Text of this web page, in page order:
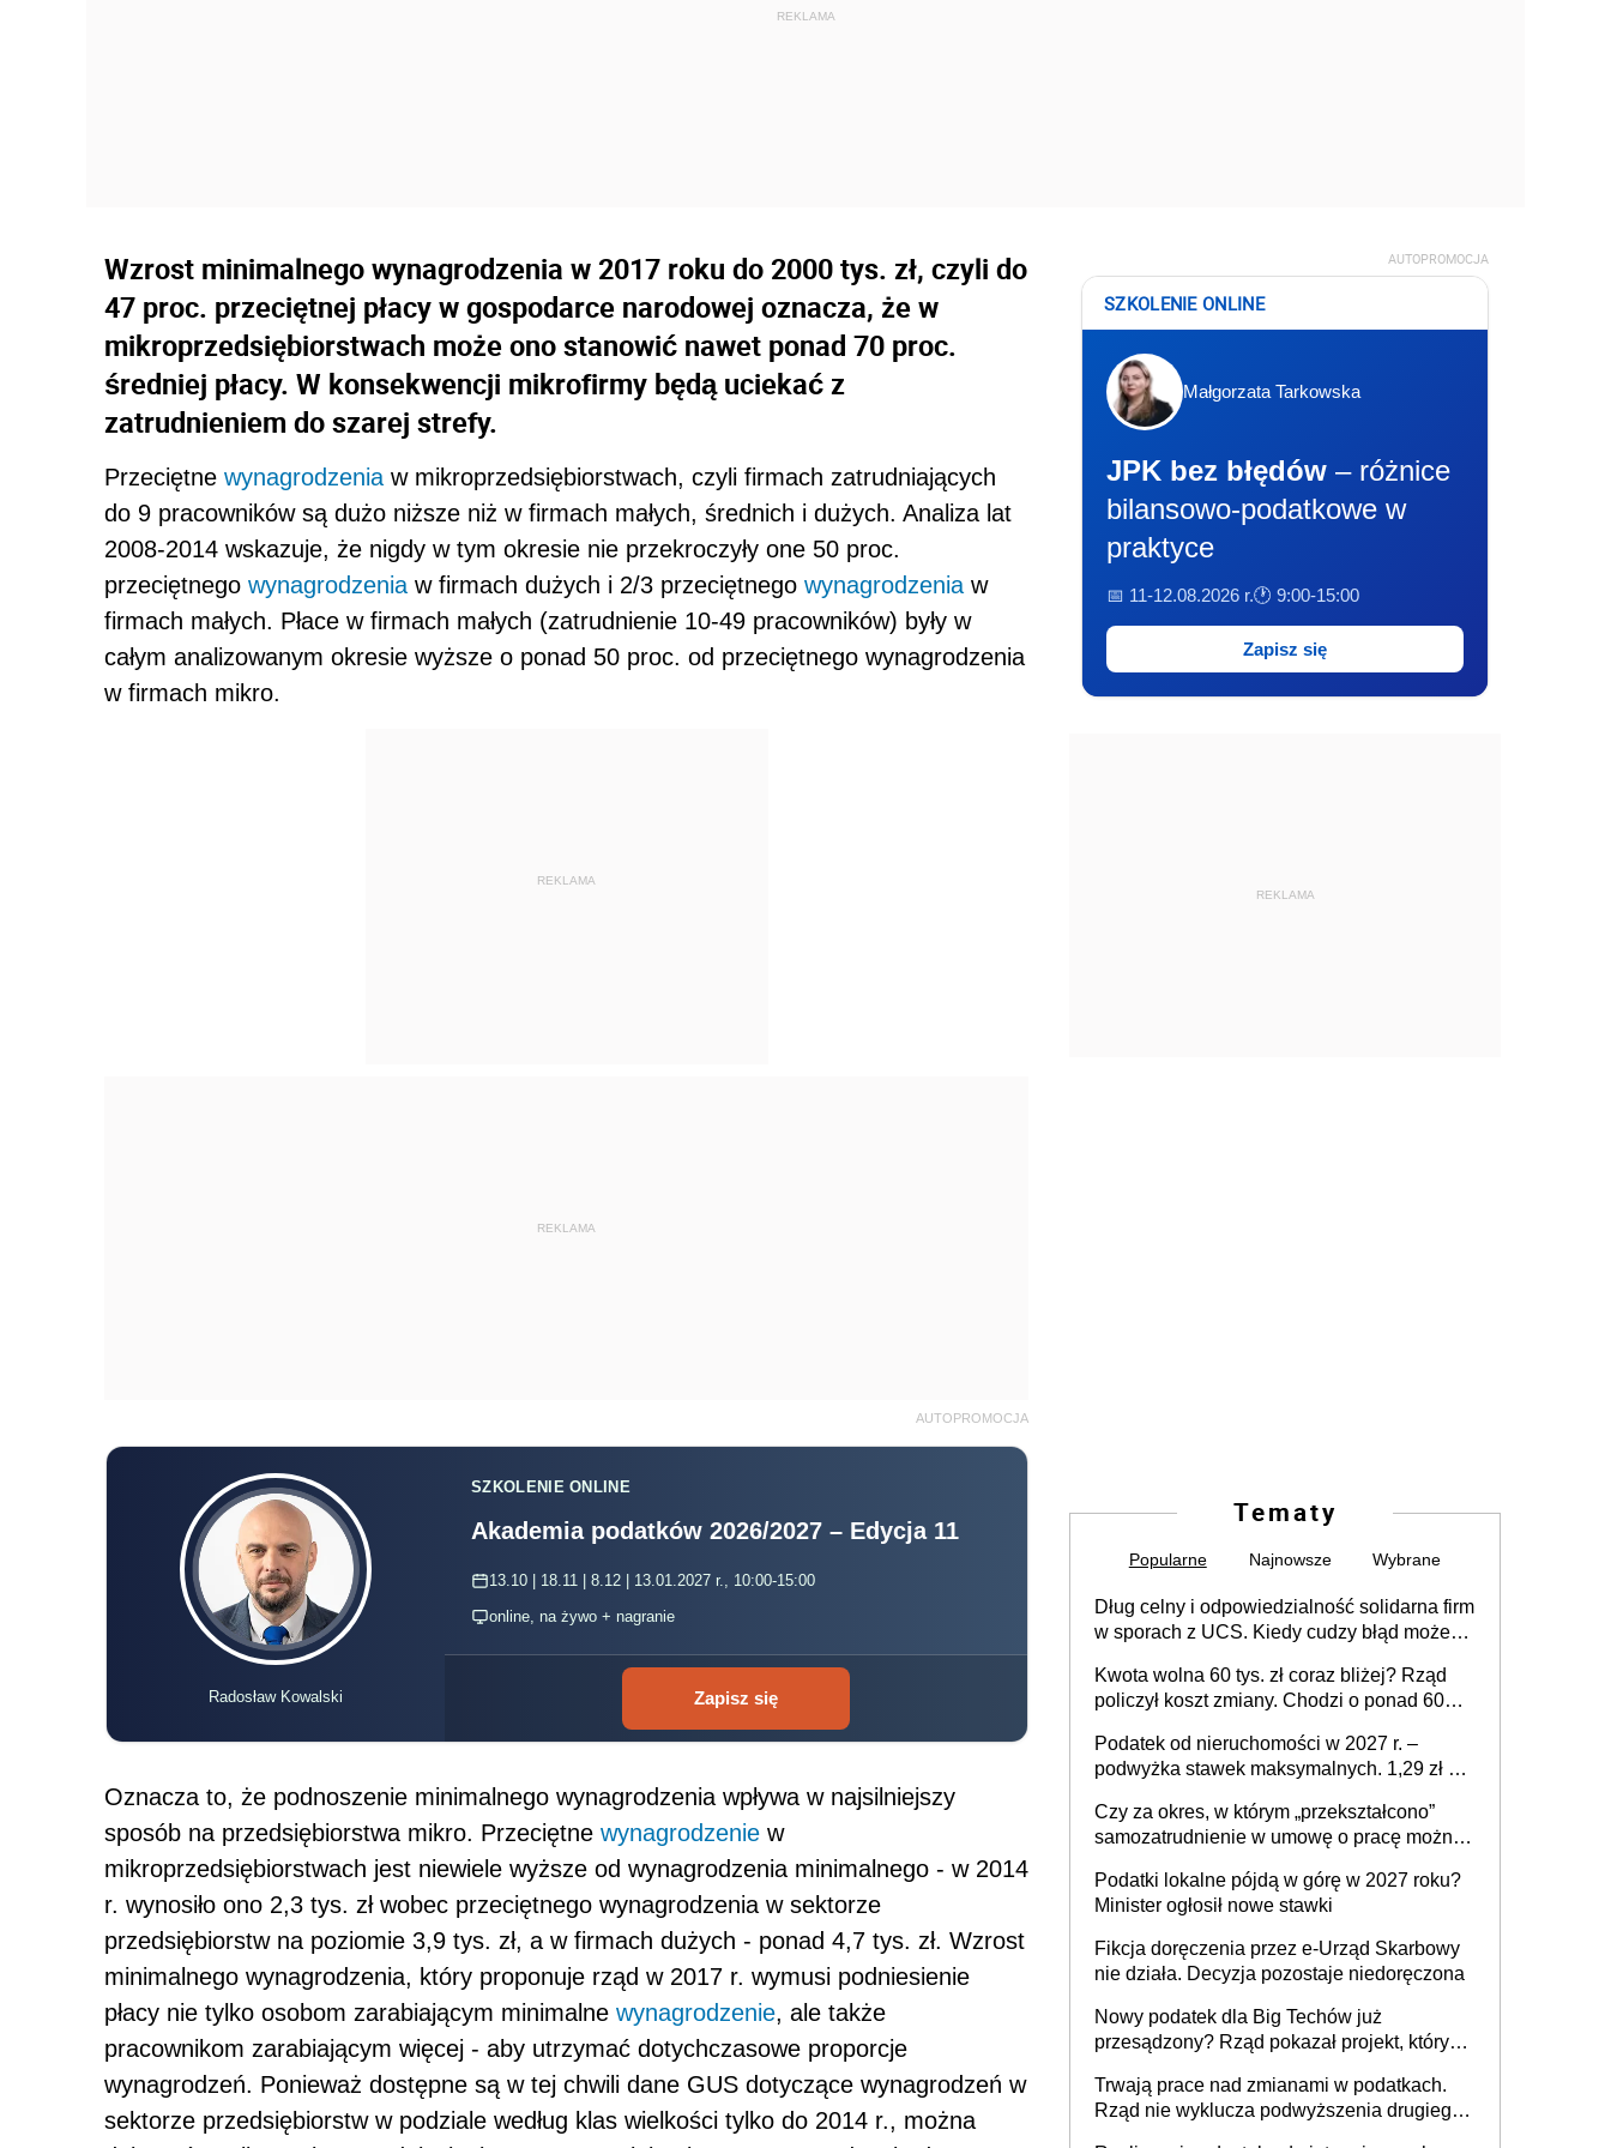
Wzrost minimalnego wynagrodzenia w 2017 roku do 2000 tys. zł, czyli do
47 proc. przeciętnej płacy w gospodarce narodowej oznacza, że w
mikroprzedsiębiorstwach może ono stanowić nawet ponad 70 proc.
średniej płacy. W konsekwencji mikrofirmy będą uciekać z
zatrudnieniem do szarej strefy.
Przeciętne wynagrodzenia w mikroprzedsiębiorstwach, czyli firmach zatrudniających
do 9 pracowników są dużo niższe niż w firmach małych, średnich i dużych. Analiza lat
2008-2014 wskazuje, że nigdy w tym okresie nie przekroczyły one 50 proc.
przeciętnego wynagrodzenia w firmach dużych i 2/3 przeciętnego wynagrodzenia w
firmach małych. Płace w firmach małych (zatrudnienie 10-49 pracowników) były w
całym analizowanym okresie wyższe o ponad 50 proc. od przeciętnego wynagrodzenia
w firmach mikro.
REKLAMA
REKLAMA
AUTOPROMOCJA
Radosław Kowalski
SZKOLENIE ONLINE
Akademia podatków 2026/2027 – Edycja 11
13.10 | 18.11 | 8.12 | 13.01.2027 r., 10:00-15:00
online, na żywo + nagranie
Zapisz się
Oznacza to, że podnoszenie minimalnego wynagrodzenia wpływa w najsilniejszy
sposób na przedsiębiorstwa mikro. Przeciętne wynagrodzenie w
mikroprzedsiębiorstwach jest niewiele wyższe od wynagrodzenia minimalnego - w 2014
r. wynosiło ono 2,3 tys. zł wobec przeciętnego wynagrodzenia w sektorze
przedsiębiorstw na poziomie 3,9 tys. zł, a w firmach dużych - ponad 4,7 tys. zł. Wzrost
minimalnego wynagrodzenia, który proponuje rząd w 2017 r. wymusi podniesienie
płacy nie tylko osobom zarabiającym minimalne wynagrodzenie, ale także
pracownikom zarabiającym więcej - aby utrzymać dotychczasowe proporcje
wynagrodzeń. Ponieważ dostępne są w tej chwili dane GUS dotyczące wynagrodzeń w
sektorze przedsiębiorstw w podziale według klas wielkości tylko do 2014 r., można
AUTOPROMOCJA
SZKOLENIE ONLINE
Małgorzata Tarkowska
JPK bez błędów – różnice
bilansowo-podatkowe w
praktyce
📅 11-12.08.2026 r.🕐 9:00-15:00
Zapisz się
REKLAMA
Tematy
Popularne Najnowsze Wybrane
Dług celny i odpowiedzialność solidarna firm
w sporach z UCS. Kiedy cudzy błąd może
Kwota wolna 60 tys. zł coraz bliżej? Rząd
policzył koszt zmiany. Chodzi o ponad 60
Podatek od nieruchomości w 2027 r. –
podwyżka stawek maksymalnych. 1,29 zł za
budynków i lokali związanych z
prowadzeniem działalności gospodarczej
Czy za okres, w którym „przekształcono”
samozatrudnienie w umowę o pracę można
umowy cywilnoprawnej jedynym
racjonalnym wyjściem
Podatki lokalne pójdą w górę w 2027 roku?
Minister ogłosił nowe stawki
Fikcja doręczenia przez e-Urząd Skarbowy
nie działa. Decyzja pozostaje niedoręczona
Nowy podatek dla Big Techów już
przesądzony? Rząd pokazał projekt, który
Trwają prace nad zmianami w podatkach.
Rząd nie wyklucza podwyższenia drugiego